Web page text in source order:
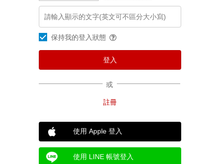
保持我的登入狀態
或
使用 Apple 登入
使用 LINE 帳號登入